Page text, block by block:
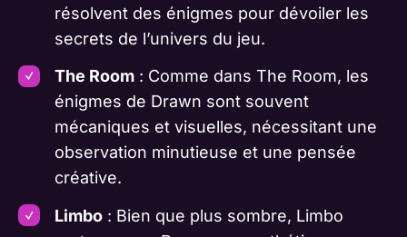
résolvent des énigmes pour dévoiler les
secrets de l’univers du jeu.
The Room: Comme dans The Room, les
énigmes de Drawn sont souvent
mécaniques et visuelles, nécessitant une
observation minutieuse et une pensée
créative.
Limbo: Bien que plus sombre, Limbo